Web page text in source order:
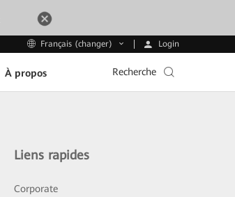
Français (changer) Login
À propos Recherche
Liens rapides
Corporate